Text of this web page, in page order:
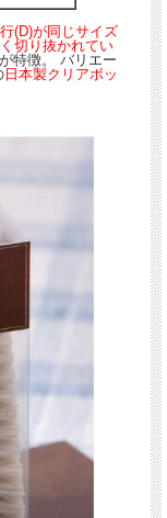
(D)が同じサイズ
切り抜かれてい
特徴。 バリエー
日本製クリアボッ